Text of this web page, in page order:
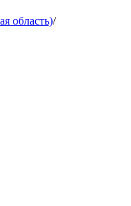
область)/